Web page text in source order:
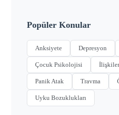
Popüler Konular
Anksiyete Depresyon
Çocuk Psikolojisi İlişkiler
Panik Atak Travma
Uyku Bozuklukları